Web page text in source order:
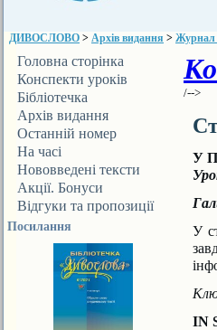
ДИВОСЛОВО > Архів видання >
Головна сторінка
Конспекти уроків
Бібліотечка
ДИВОСЛОВА
Архів видання
Останній номер
На часі
Нововведені тексти
Акції. Бонуси
Відгуки та пропозиції
Посилання
/-->
У
У
IN